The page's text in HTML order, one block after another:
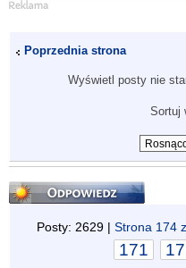
Poprzednia strona
Wyświetl posty nie
Sortuj
Odpowiedz
Posty: 2629 | Strona 174 z
171